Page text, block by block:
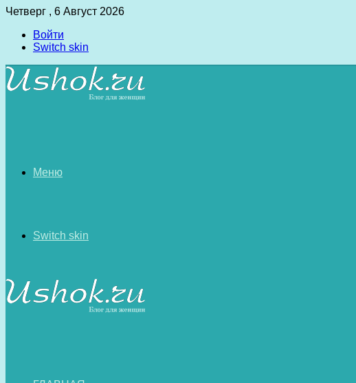
Четверг , 6 Август 2026
Войти
Switch skin
Меню
Switch skin